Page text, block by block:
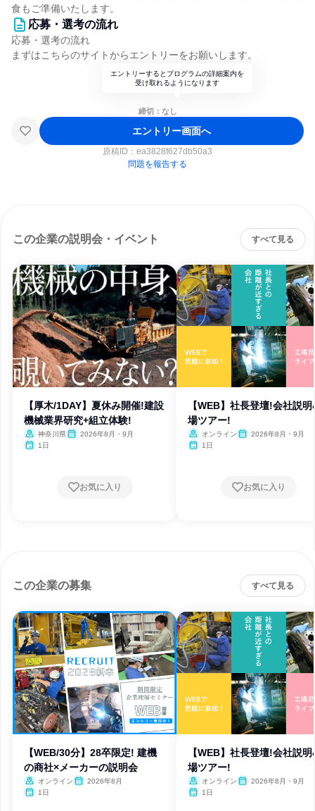
食もご準備いたします。
応募・選考の流れ
応募・選考の流れ
まずはこちらのサイトからエントリーをお願いします。
エントリーするとプログラムの詳細案内を
受け取れるようになります
締切：なし
エントリー画面へ
原稿ID： ea3828f627db50a3
問題を報告する
この企業の説明会・イベント すべて見る
【厚木/1DAY】夏休み開催!建設
機械業界研究+組立体験!
神奈川県
2026年8月・9月
1日
お気に入り
【WEB】社長登壇!会社説
場ツアー!
オンライン
2026年8月・9月
1日
お気に入り
この企業の募集 すべて見る
【WEB/30分】28卒限定! 建機
の商社×メーカーの説明会
オンライン
2026年8月
1日
【WEB】社長登壇!会社説
場ツアー!
オンライン
2026年8月・9月
1日